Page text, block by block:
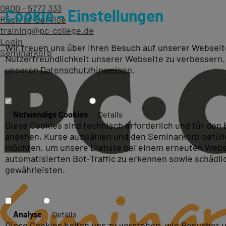
0800 - 5777 333
Rückruf-Service
training@pc-college.de
Login
Seminarkorb
Photoshop Schulungen
Cookie – Einstellungen
Wir freuen uns über Ihren Besuch auf unserer
Nutzerfreundlichkeit unserer Webseite zu
unserenDatenschutzhinweisen.
Notwendige Cookies Details
Diese Cookies sind technisch erforderlich und für
ansehen, Kurse auswählen und den Seminarkorb
möchten, um unsere Dienste bei einem erneuten
automatisierten Bot-Traffic zu erkennen sowie
gewährleisten.
Analyse Details